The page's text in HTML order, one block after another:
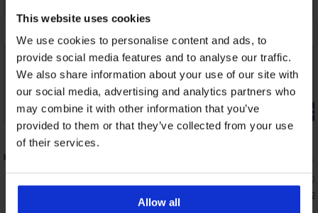
This website uses cookies
We use cookies to personalise content and ads, to
provide social media features and to analyse our traffic.
We also share information about your use of our site with
our social media, advertising and analytics partners who
may combine it with other information that you’ve
provided to them or that they’ve collected from your use
of their services.
Allow all
3,5
-20% GET20
5
Сутиен Elegancе неподплатен
47,99 €(93,86 лв.)
код: GET20
-20% GET20